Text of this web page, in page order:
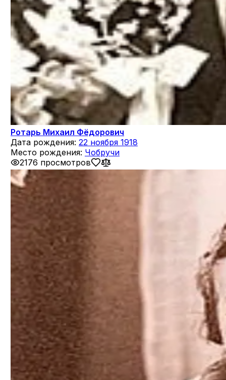
Ротарь Михаил Фёдорович
Дата рождения: 22 ноября 1918
Место рождения: Чобручи
2176 просмотров